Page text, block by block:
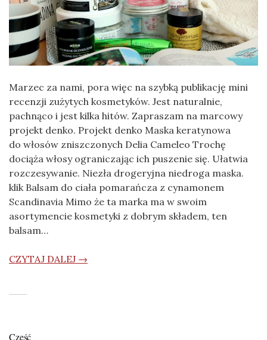
Marzec za nami, pora więc na szybką publikację mini
recenzji zużytych kosmetyków. Jest naturalnie,
pachnąco i jest kilka hitów. Zapraszam na marcowy
projekt denko. Projekt denko Maska keratynowa
do włosów zniszczonych Delia Cameleo Trochę
dociąża włosy ograniczając ich puszenie się. Ułatwia
rozczesywanie. Niezła drogeryjna niedroga maska.
klik Balsam do ciała pomarańcza z cynamonem
Scandinavia Mimo że ta marka ma w swoim
asortymencie kosmetyki z dobrym składem, ten
balsam…
CZYTAJ DALEJ →
Cześć